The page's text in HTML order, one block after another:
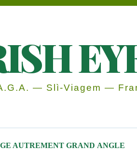
— Slì-Viagem —
AUTREMENT GRAND ANGLE